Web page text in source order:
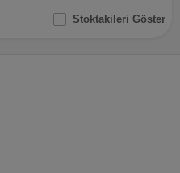
Stoktakileri Göster